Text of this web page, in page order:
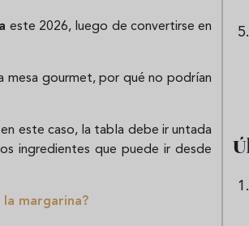
este 2026, luego de convertirse en
mesa gourmet, por qué no podrían
este caso, la tabla debe ir untada
ingredientes que puede ir desde
margarina?